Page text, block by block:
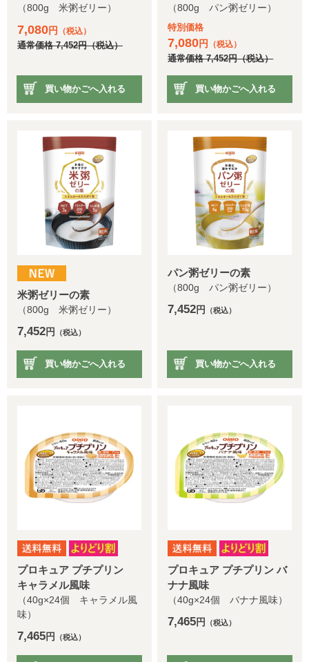
（800g 米粥ゼリー）
7,080円 （税込）
通常価格7,452円（税込）
買い物かごへ入れる
（800g パン粥ゼリー）
特別価格
7,080円 （税込）
通常価格7,452円（税込）
買い物かごへ入れる
米粥ゼリーの素
（800g 米粥ゼリー）
7,452 円 （税込）
買い物かごへ入れる
パン粥ゼリーの素
（800g パン粥ゼリー）
7,452 円 （税込）
買い物かごへ入れる
プロキュア プチプリン
キャラメル風味
（40g×24個 キャラメル風
味）
7,465 円 （税込）
プロキュア プチプリン バ
ナナ風味
（40g×24個 バナナ風味）
7,465 円 （税込）